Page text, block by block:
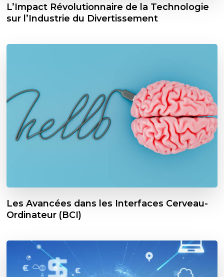
L’Impact Révolutionnaire de la Technologie
sur l’Industrie du Divertissement
Les Avancées dans les Interfaces Cerveau-
Ordinateur (BCI)